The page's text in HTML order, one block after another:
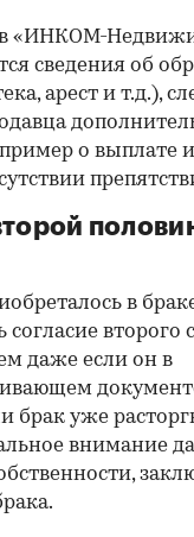
«ИНКОМ-
сведения об
арест и т.д.),
о выплате
в
согласие второго
даже если он в
брак уже
внимание